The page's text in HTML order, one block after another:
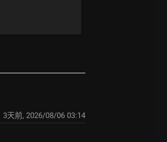
3天前, 2026/08/06 03:14